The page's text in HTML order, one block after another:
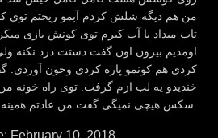
من هم دیگه شلش کردم آبمو ریختم توی
تاب میداد با آب کیرم توی کونش بازی
اومدیم بیرون اون گفت دستت درد نکنه
کردی هم کونمو پاره کردی وخون آوردی.
خندیدو یه لب ازم گرفت. توی راه خونه
سکس هیچی نمیگی گفت من عادتم همینه.